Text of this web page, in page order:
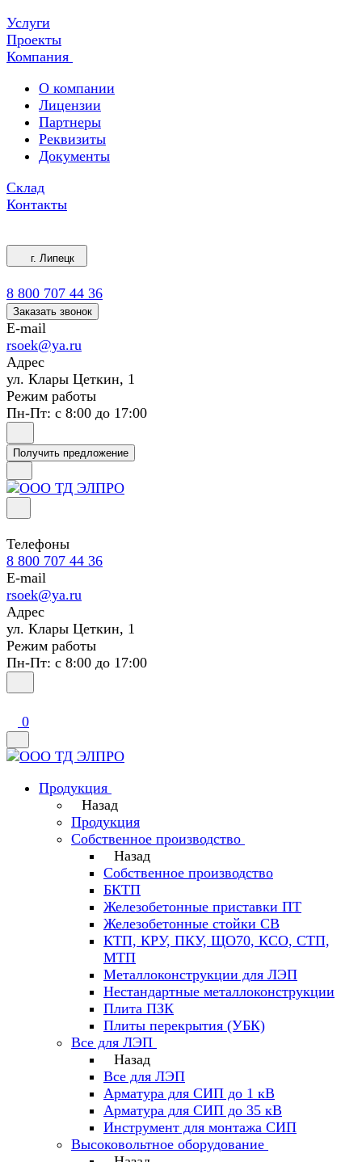
Услуги
Проекты
Компания
О компании
Лицензии
Партнеры
Реквизиты
Документы
Склад
Контакты
г. Липецк
8 800 707 44 36
Заказать звонок
E-mail
rsoek@ya.ru
Адрес
ул. Клары Цеткин, 1
Режим работы
Пн-Пт: с 8:00 до 17:00
Получить предложение
Телефоны
8 800 707 44 36
E-mail
rsoek@ya.ru
Адрес
ул. Клары Цеткин, 1
Режим работы
Пн-Пт: с 8:00 до 17:00
0
Продукция
Назад
Продукция
Собственное производство
Назад
Собственное производство
БКТП
Железобетонные приставки ПТ
Железобетонные стойки СВ
КТП, КРУ, ПКУ, ЩО70, КСО, СТП,
МТП
Металлоконструкции для ЛЭП
Нестандартные металлоконструкции
Плита ПЗК
Плиты перекрытия (УБК)
Все для ЛЭП
Назад
Все для ЛЭП
Арматура для СИП до 1 кВ
Арматура для СИП до 35 кВ
Инструмент для монтажа СИП
Высоковольтное оборудование